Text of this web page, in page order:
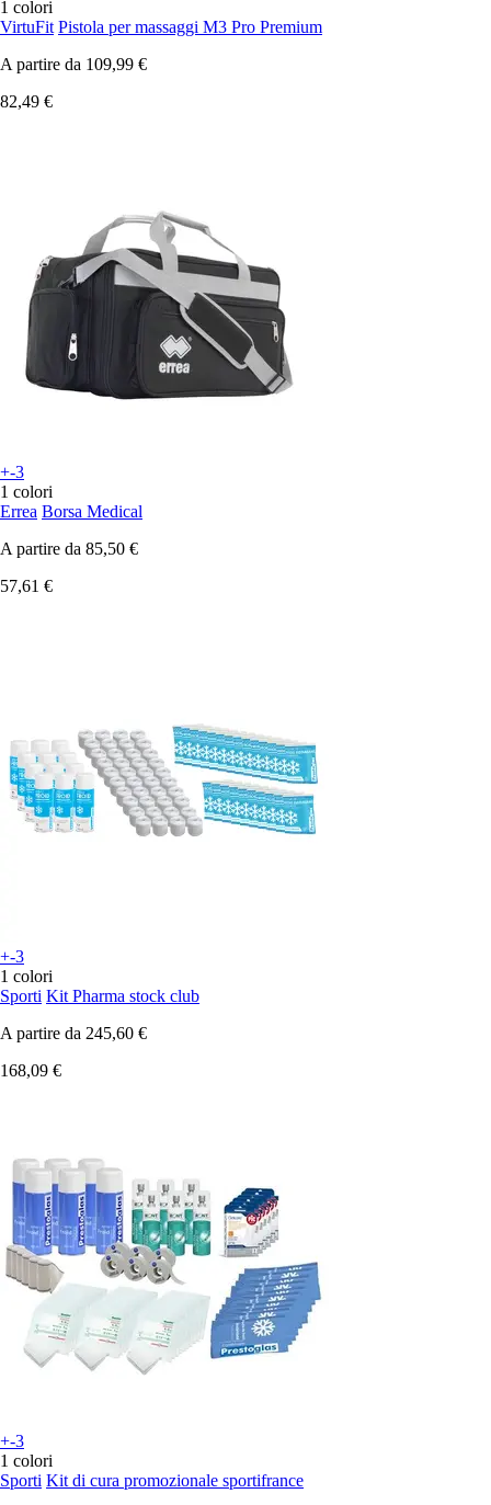
1 colori
VirtuFit Pistola per massaggi M3 Pro Premium
A partire da 109,99 €
82,49 €
+-3
1 colori
Errea Borsa Medical
A partire da 85,50 €
57,61 €
+-3
1 colori
Sporti Kit Pharma stock club
A partire da 245,60 €
168,09 €
+-3
1 colori
Sporti Kit di cura promozionale sportifrance